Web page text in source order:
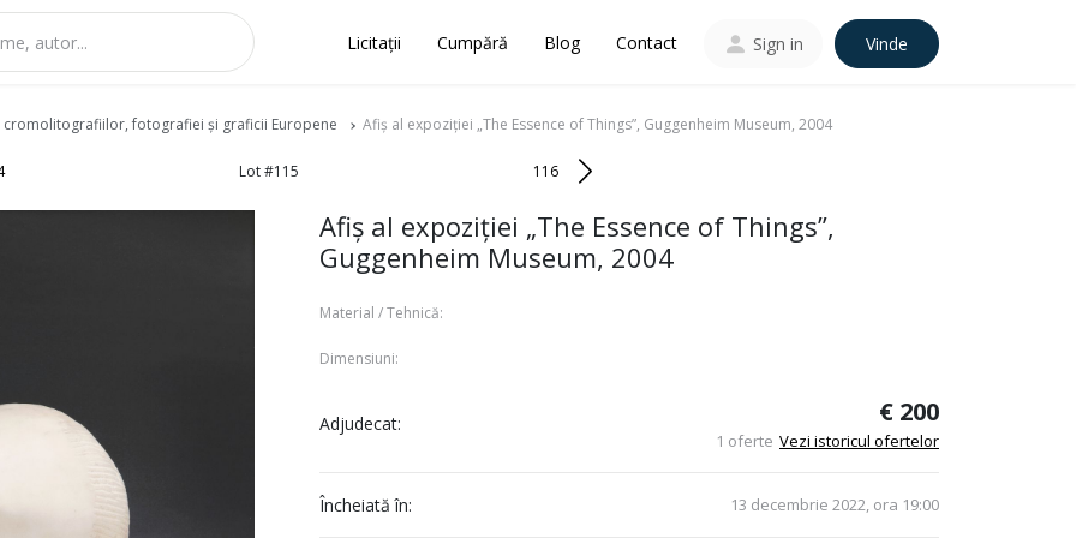
Licitații Cumpără Blog Contact Sign in Vinde
fotografiei și graficii Europene Afiș al expoziției „The Essence of Things”, Guggenheim Museum, 2004
Lot #115 116
Afiș al expoziției „The Essence of Things”,
Guggenheim Museum, 2004
Material / Tehnică:
Dimensiuni:
Adjudecat: € 200
1 oferte Vezi istoricul ofertelor
Încheiată în: 13 decembrie 2022, ora 19:00